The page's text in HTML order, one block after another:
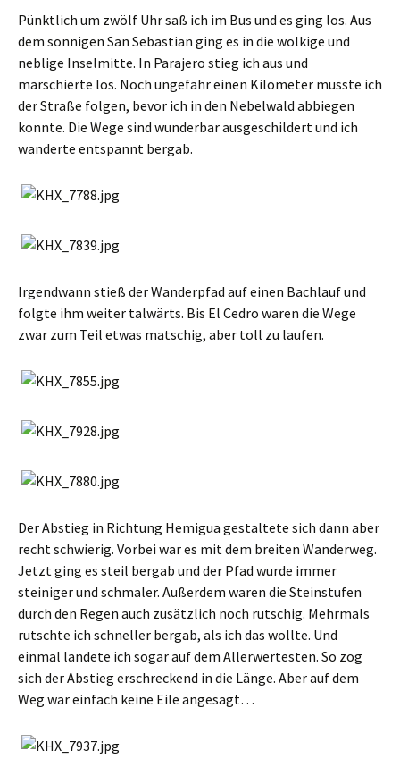
Pünktlich um zwölf Uhr saß ich im Bus und es ging los. Aus
dem sonnigen San Sebastian ging es in die wolkige und
neblige Inselmitte. In Parajero stieg ich aus und
marschierte los. Noch ungefähr einen Kilometer musste ich
der Straße folgen, bevor ich in den Nebelwald abbiegen
konnte. Die Wege sind wunderbar ausgeschildert und ich
wanderte entspannt bergab.
Irgendwann stieß der Wanderpfad auf einen Bachlauf und
folgte ihm weiter talwärts. Bis El Cedro waren die Wege
zwar zum Teil etwas matschig, aber toll zu laufen.
Der Abstieg in Richtung Hemigua gestaltete sich dann aber
recht schwierig. Vorbei war es mit dem breiten Wanderweg.
Jetzt ging es steil bergab und der Pfad wurde immer
steiniger und schmaler. Außerdem waren die Steinstufen
durch den Regen auch zusätzlich noch rutschig. Mehrmals
rutschte ich schneller bergab, als ich das wollte. Und
einmal landete ich sogar auf dem Allerwertesten. So zog
sich der Abstieg erschreckend in die Länge. Aber auf dem
Weg war einfach keine Eile angesagt…